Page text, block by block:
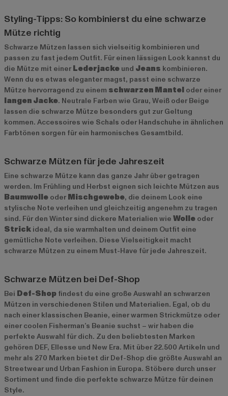
Styling-Tipps: So kombinierst du eine schwarze
Mütze richtig
Schwarze Mützen lassen sich vielseitig kombinieren und
passen zu fast jedem Outfit. Für einen lässigen Look kannst du
die Mütze mit einer Lederjacke und Jeans kombinieren.
Wenn du es etwas eleganter magst, passt eine schwarze
Mütze hervorragend zu einem schwarzen Mantel oder einer
langen Jacke. Neutrale Farben wie Grau, Weiß oder Beige
lassen die schwarze Mütze besonders gut zur Geltung
kommen. Accessoires wie Schals oder Handschuhe in ähnlichen
Farbtönen sorgen für ein harmonisches Gesamtbild.
Schwarze Mützen für jede Jahreszeit
Eine schwarze Mütze kann das ganze Jahr über getragen
werden. Im Frühling und Herbst eignen sich leichte Mützen aus
Baumwolle oder Mischgewebe, die deinem Look eine
stylische Note verleihen und gleichzeitig angenehm zu tragen
sind. Für den Winter sind dickere Materialien wie Wolle oder
Strick ideal, da sie warmhalten und deinem Outfit eine
gemütliche Note verleihen. Diese Vielseitigkeit macht
schwarze Mützen zu einem Must-Have für jede Jahreszeit.
Schwarze Mützen bei Def-Shop
Bei Def-Shop findest du eine große Auswahl an schwarzen
Mützen in verschiedenen Stilen und Materialien. Egal, ob du
nach einer klassischen Beanie, einer warmen Strickmütze oder
einer coolen Fisherman’s Beanie suchst – wir haben die
perfekte Auswahl für dich. Zu den beliebtesten Marken
gehören DEF, Ellesse und New Era. Mit über 22.500 Artikeln und
mehr als 270 Marken bietet dir Def-Shop die größte Auswahl an
Streetwear und Urban Fashion in Europa. Stöbere durch unser
Sortiment und finde die perfekte schwarze Mütze für deinen
Style.